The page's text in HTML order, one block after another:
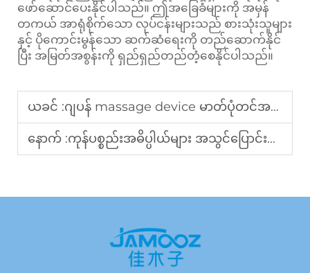
ဖော်ဆောင်ပေးနိုင်ပါသည်။ ဤအခြေခံများကို အမှန်
တကယ် အာရုံစိုက်သော လုပ်ငန်းများသည် စားသုံးသူများ
နှင့် ပိုကောင်းမွန်သော ဆက်ဆံရေးကို တည်ဆောက်နိုင်
ပြီး အမြတ်အစွန်းကို ရှည်ရှည်တည်တံ့စေနိုင်ပါသည်။
ယခင် :ဂျပန် massage device မာတ်ပုံတင်အမျိုးအစားများအတွက် အကောင်းဆုံး sales strategies တွေ ဒေသခံပြင်ဆင်ရေးအတွက်
နောက် :ကုန်ပစ္စည်းအဓိပ္ပါယ်များ အသွင်ပြောင်းလဲခြင်း များ မှာ ဒုံရှူးဆိုင်ရာ ပစ္စည်းများ ရရှိခြင်းတွင် အကြောင်းအရာ အထူးသဖြင့် massage devices တွင် အကြံပြုသည်